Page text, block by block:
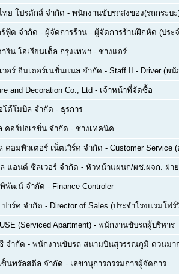
ทย โปรดักส์ จำกัด - พนักงานขับรถส่งของ(รถกระบะ
ฟู้ด จำกัด - ผู้จัดการร้าน - ผู้จัดการร้านฝึกหัด (ประ
ริน โอเรียนเต็ล กรุงเทพฯ - ช่างแอร์
วอร์ อินเตอร์เนชั่นแนล จำกัด - Staff II - Driver (พ
and Decoration Co., Ltd - เจ้าหน้าที่จัดซื้อ
โต้โมบิล จำกัด - ธุรการ
คอร์ปอเรชั่น จำกัด - ช่างเทคนิค
คอมพิวเตอร์ เน็ตเวิร์ค จำกัด - Customer Service
แอนด์ ซิลเวอร์ จำกัด - หัวหน้าแผนก/ผช.ผจก. ฝ่า
พัฒน์ จำกัด - Finance Controler
าร์ค จำกัด - Director of Sales (ประจำโรงแรมโ
(Serviced Apartment) - พนักงานขับรถผู้บริหาร
จำกัด - พนักงานขับรถ สนามบินสุวรรณภูมิ ด่วนมา
ซ็นทรัลสตีล จำกัด - เลขานุการกรรมการผู้จัดการ